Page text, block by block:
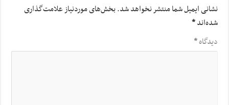
نشانی ایمیل شما منتشر نخواهد شد.بخش‌های موردنیاز علامت‌گذاری
شده‌اند*
دیدگاه*